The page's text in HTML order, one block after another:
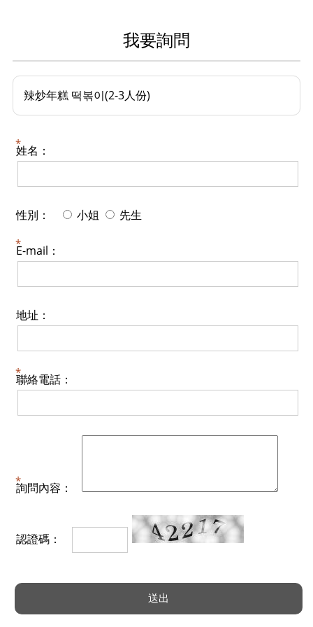
我要詢問
辣炒年糕 떡볶이(2-3人份)
姓名：
性別： 小姐 先生
E-mail：
地址：
聯絡電話：
詢問內容：
認證碼：